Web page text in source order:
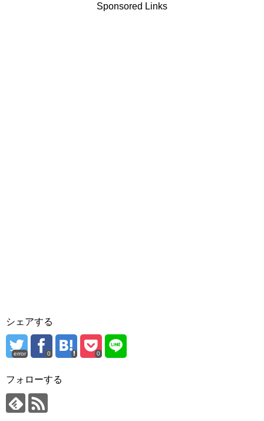
Sponsored Links
シェアする
error 0 0
フォローする